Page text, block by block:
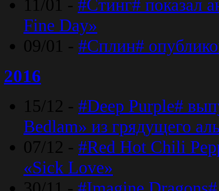
11/01 - #Стинг# показал
Fine Day»
09/01 - #Сплин#
2016
15/12 - #Deep Purple#
Bedlam» из грядущего
07/12 - #Red Hot Chili
«Sick Love»